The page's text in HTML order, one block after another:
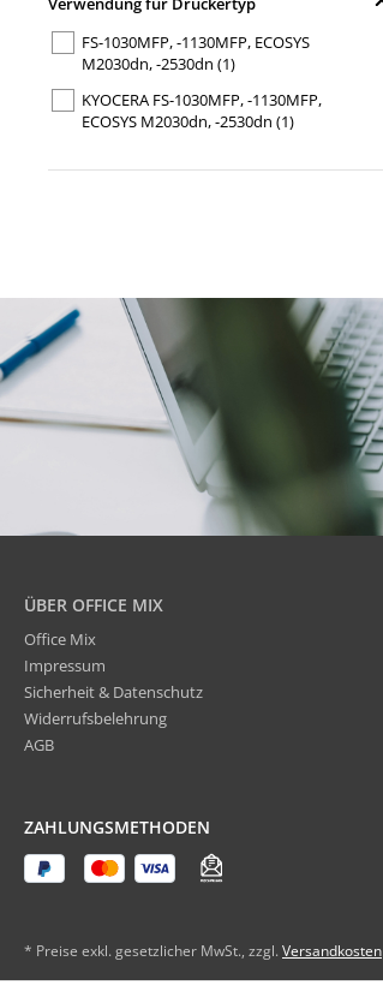
FS-1030MFP, -1130MFP, ECOSYS
M2030dn, -2530dn (1)
KYOCERA FS-1030MFP, -1130MFP,
ECOSYS M2030dn, -2530dn (1)
ÜBER OFFICE MIX
Office Mix
Impressum
Sicherheit & Datenschutz
Widerrufsbelehrung
AGB
ZAHLUNGSMETHODEN
* Preise exkl. gesetzlicher MwSt., zzgl. Versandkosten